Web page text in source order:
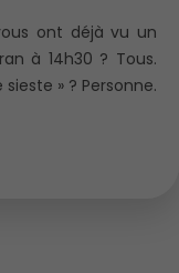
ont déjà vu un
à 14h30 ? Tous.
» ? Personne.